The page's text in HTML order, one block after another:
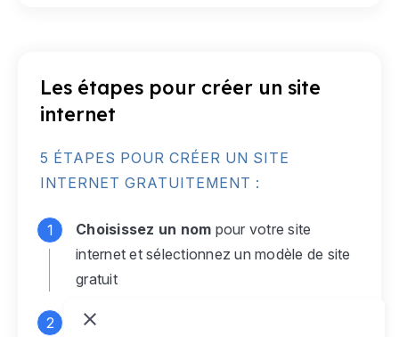
Les étapes pour créer un site
internet
5 ÉTAPES POUR CRÉER UN SITE
INTERNET GRATUITEMENT :
Choisissez un nom pour votre site
internet et sélectionnez un modèle de site
gratuit
Connectez-vous